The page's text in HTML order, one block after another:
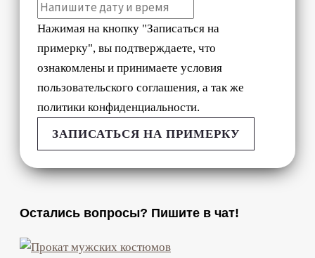
Нажимая на кнопку "Записаться на
примерку", вы подтверждаете, что
ознакомлены и принимаете условия
пользовательского соглашения, а так же
политики конфиденциальности.
ЗАПИСАТЬСЯ НА ПРИМЕРКУ
Остались вопросы? Пишите в чат!